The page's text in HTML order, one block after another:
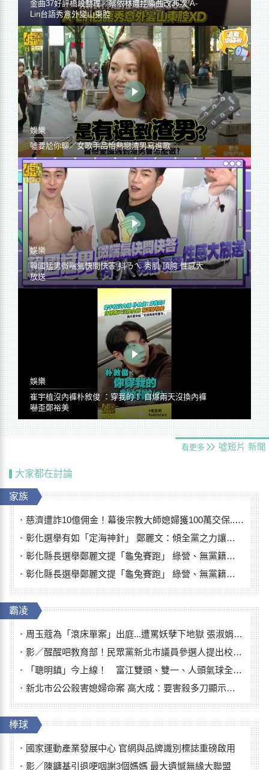
金曲37好評橋段整理／蔡依林遭控編曲改36次 A-
Lin台語秀意外變山東腔
娛樂
噓要尬你聊／女歌手品怡熱戀渣男寫進歌
娛樂
韓國猛男微喘氣快問快答 抖ㄋㄟ 秀肌 頂胯 性感大
放送
娛樂
崔宇植沒內褲朴敘俊 ：穿我的！ 自爆兩天沒換內褲
嚇歪鄭裕美
看更多 噓短片 新聞
大家都在討論
家族
慈濟遭詐10億佣金！幕後宗教大師媳婦獲100萬交保...快步奔離不發一語
彰化選舉有如「定海神針」 鄭麗文：傾全黨之力讓彰化贏
彰化縣長選舉鄭麗文提「龜兔賽跑」 綠營、無黨籍忙否認是烏龜
彰化縣長選舉鄭麗文提「龜兔賽跑」 綠營、無黨籍忙否認是烏龜
霸凌
周玉蔻為「滾床單案」出庭...遭罵妖孽下地獄 張淑娟批：舌頭殺人有罪
影／醒醒吧教育部！民眾黨新北市議員參選人提出校園反毒防線升級政見
「聰明鎮」今上線！ 富江雙頭、雙一、人頭氣球全登場
新北市公公殺害媳婦命案 高大成：要害殺多刀顯示怨恨深
棒球
國家運動產業發展中心 官網與品牌識別標誌重磅啟用
影／陳鏞基引退哽咽謝3個媽媽 最大遺憾無緣大聯盟